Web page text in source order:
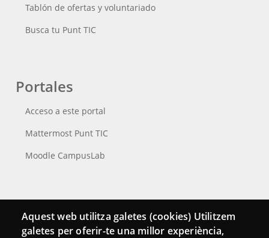
Tablón de ofertas y voluntariado
Busca tu Punt TIC
Portales
Acceso a este portal
Mattermost Punt TIC
Moodle CampusLab
Conecta
Aquest web utilitza galetes (cookies) Utilitzem
galetes per oferir-te una millor experiència,